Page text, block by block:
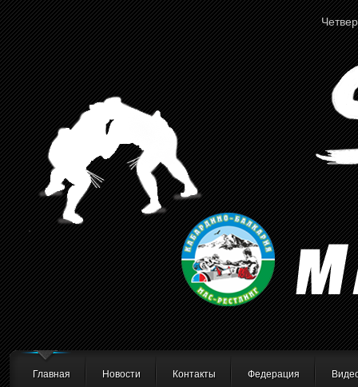
Главная Новости Контакты Федерация